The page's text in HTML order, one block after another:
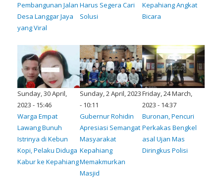
Pembangunan Jalan
Desa Langgar Jaya
yang Viral
Harus Segera Cari
Solusi
Kepahiang Angkat
Bicara
Sunday, 30 April,
2023 - 15:46
Warga Empat
Lawang Bunuh
Istrinya di Kebun
Kopi, Pelaku Diduga
Kabur ke Kepahiang
Sunday, 2 April, 2023
- 10:11
Gubernur Rohidin
Apresiasi Semangat
Masyarakat
Kepahiang
Memakmurkan
Masjid
Friday, 24 March,
2023 - 14:37
Buronan, Pencuri
Perkakas Bengkel
asal Ujan Mas
Diringkus Polisi